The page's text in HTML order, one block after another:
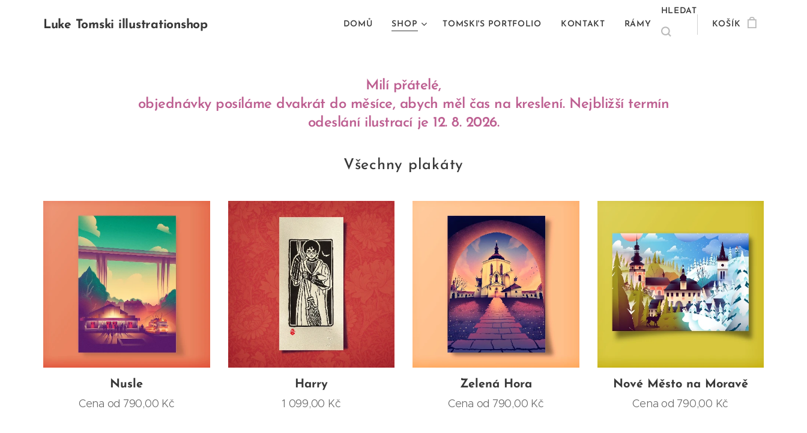
Luke Tomski illustrationshop DOMŮ SHOP TOMSKI'S PORTFOLIO KONTAKT RÁMY
HLEDAT
KOŠÍK
Milí přátelé,
objednávky posíláme dvakrát do měsíce, abych měl čas na kreslení. Nejbližší termín
odeslání ilustrací je 12. 8. 2026.
Všechny plakáty
Nusle
Cena od 790,00 Kč
Harry
1 099,00 Kč
Zelená Hora
Cena od 790,00 Kč
Nové Město na Moravě
Cena od 790,00 Kč